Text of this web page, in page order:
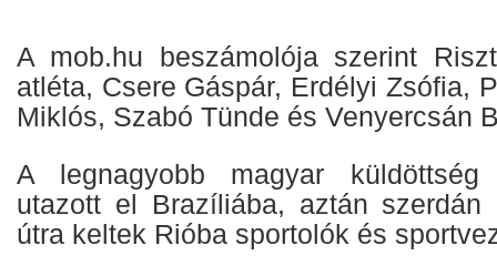
A mob.hu beszámolója szerint
atléta, Csere Gáspár, Erdélyi Zsófia,
Miklós, Szabó Tünde és Venyercsán
A legnagyobb magyar küldöttség
utazott el Brazíliába, aztán
útra keltek Rióba sportolók és